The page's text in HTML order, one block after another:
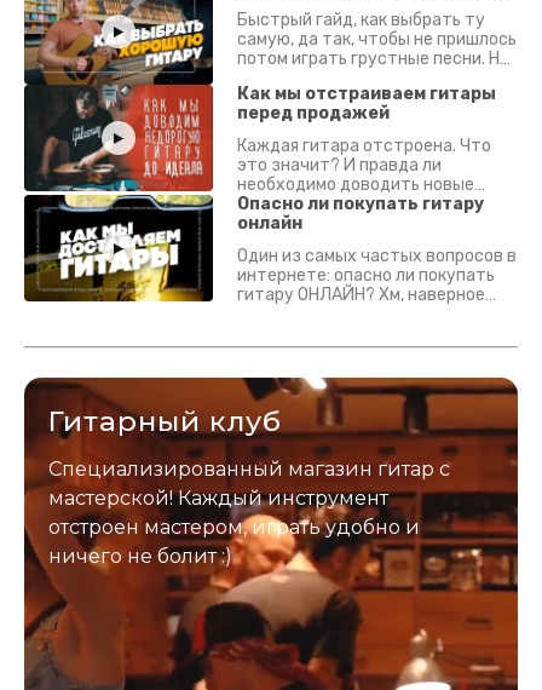
Быстрый гайд, как выбрать ту
самую, да так, чтобы не пришлось
потом играть грустные песни. На
Как мы отстраиваем гитары
перед продажей
Каждая гитара отстроена. Что
это значит? И правда ли
необходимо доводить новые
гитары? Если кратко - да.
Подробно - в видео :)
Опасно ли покупать гитару
онлайн
Один из самых частых вопросов в
интернете: опасно ли покупать
гитару ОНЛАЙН? Хм, наверное
застрахован. Случись что -
Гитарный клуб
Специализированный магазин гитар с
мастерской! Каждый инструмент
отстроен мастером, играть удобно и
ничего не болит :)